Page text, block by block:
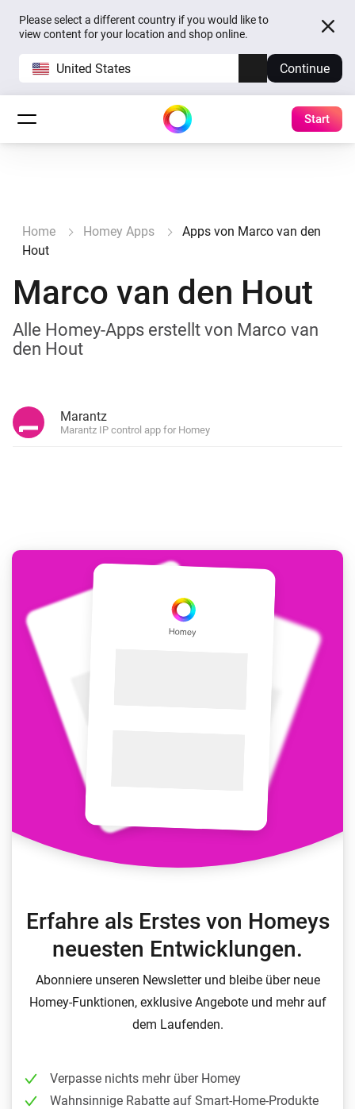
Please select a different country if you would like to
view content for your location and shop online.
United States Continue
Start
Home Homey Apps
Apps von Marco van den
Hout
Marco van den Hout
Alle Homey-Apps erstellt von Marco van
den Hout
Marantz
Marantz IP control app for Homey
Erfahre als Erstes von Homeys
neuesten Entwicklungen.
Abonniere unseren Newsletter und bleibe über neue
Homey-Funktionen, exklusive Angebote und mehr auf
dem Laufenden.
Verpasse nichts mehr über Homey
Wahnsinnige Rabatte auf Smart-Home-Produkte